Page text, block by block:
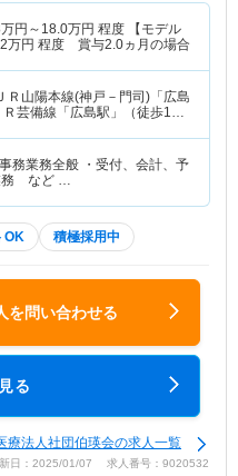
万円～ 18.0万円 程度 【モデル
万円 程度 賞与2.0ヵ月の場合
ＪＲ山陽本線(神戸－門司)「広島
芸備線「広島駅」（徒歩11
務業務全般 ・受付、会計、予
務 など …
OK 積極採用中
を問い合わせる
る
療法人社団伯瑛会の求人一覧
日：2025/01/07 求人番号：9020532